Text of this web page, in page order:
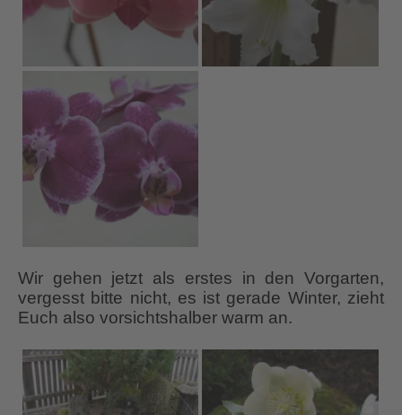
Wir gehen jetzt als erstes in den Vorgarten,
vergesst bitte nicht, es ist gerade Winter, zieht
Euch also vorsichtshalber warm an.